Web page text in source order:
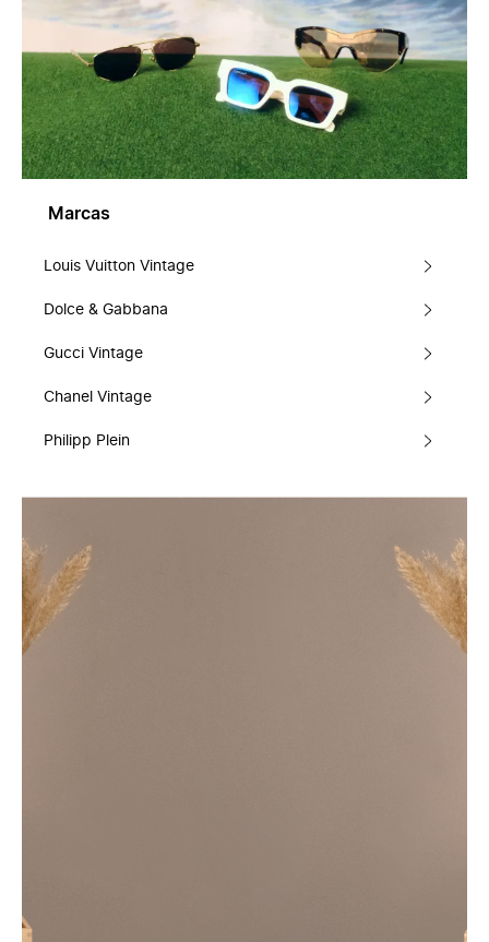
Marcas
Louis Vuitton Vintage
Dolce & Gabbana
Gucci Vintage
Chanel Vintage
Philipp Plein